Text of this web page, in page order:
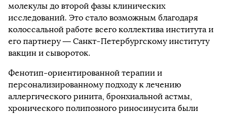
молекулы до второй фазы клинических
исследований. Это стало возможным благодаря
колоссальной работе всего коллектива института и
его партнеру — Санкт-Петербургскому институту
вакцин и сывороток.
Фенотип-ориентированной терапии и
персонализированному подходу к лечению
аллергического ринита, бронхиальной астмы,
хронического полипозного риносинусита были